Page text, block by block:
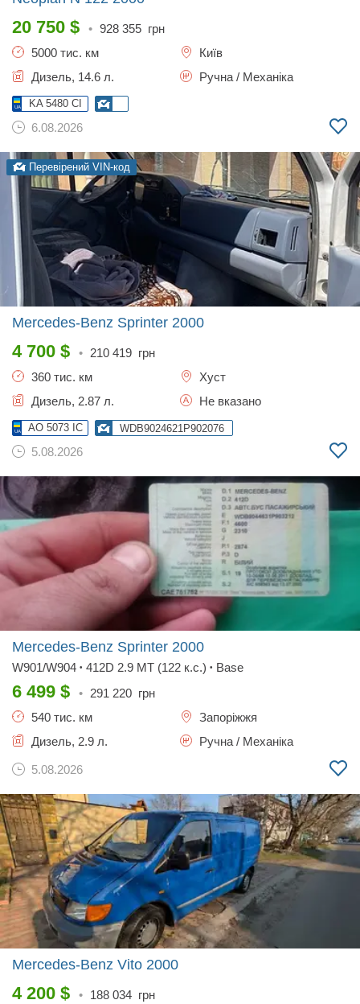
20 750 $ • 928 355 грн
5000 тис. км
Київ
Дизель, 14.6 л.
Ручна / Механіка
KA 5480 CI
6.08.2026
Перевірений VIN-код
Mercedes-Benz Sprinter 2000
4 700 $ • 210 419 грн
360 тис. км
Хуст
Дизель, 2.87 л.
Не вказано
AO 5073 IC WDB9024621P902076
5.08.2026
Mercedes-Benz Sprinter 2000
W901/W904 • 412D 2.9 MT (122 к.с.) • Base
6 499 $ • 291 220 грн
540 тис. км
Запоріжжя
Дизель, 2.9 л.
Ручна / Механіка
5.08.2026
Mercedes-Benz Vito 2000
4 200 $ • 188 034 грн